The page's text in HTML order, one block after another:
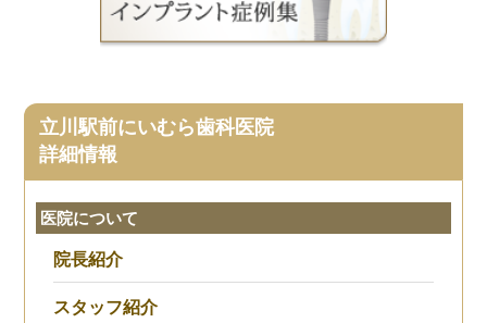
立川駅前にいむら歯科医院
詳細情報
医院について
院長紹介
スタッフ紹介